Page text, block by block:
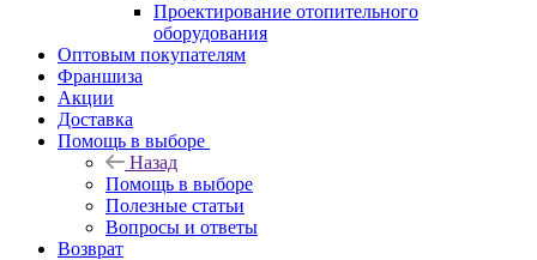
Проектирование отопительного
оборудования
Оптовым покупателям
Франшиза
Акции
Доставка
Помощь в выборе
Назад
Помощь в выборе
Полезные статьи
Вопросы и ответы
Возврат